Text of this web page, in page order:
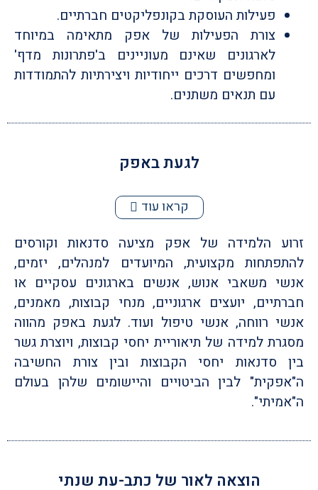
פעילות העוסקת בקונפליקטים חברתיים.
צורת הפעילות של אפק מתאימה במיוחד
לארגונים שאינם מעוניינים ב'פתרונות מדף'
ומחפשים דרכים ייחודיות ויצירתיות להתמודדות
עם תנאים משתנים.
לגעת באפק
קראו עוד
זרוע הלמידה של אפק מציעה סדנאות וקורסים
להתפתחות מקצועית, המיועדים למנהלים, יזמים,
אנשי משאבי אנוש, אנשים בארגונים עסקיים או
חברתיים, יועצים ארגוניים, מנחי קבוצות, מאמנים,
אנשי רווחה, אנשי טיפול ועוד. לגעת באפק מהווה
מסגרת למידה של תיאוריית יחסי קבוצות, ויוצרת גשר
בין סדנאות יחסי הקבוצות ובין צורת החשיבה
ה"אפקית" לבין הביטויים והיישומים שלהן בעולם
ה"אמיתי".
הוצאה לאור של כתב-עת שנתי